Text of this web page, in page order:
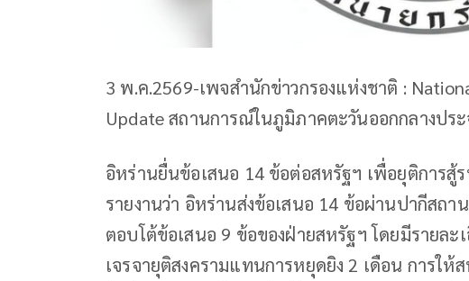
3 พ.ค.2569-เพจสำนักข่าวกรองแห่งชาติ :
Update สถานการณ์ในภูมิภาคตะวันออกกลางปร
อิหร่านยื่นข้อเสนอ 14 ข้อต่อสหรัฐฯ เพื่อยุติการสู้
รายงานว่า อิหร่านส่งข้อเสนอ 14 ข้อผ่านปากีสถา
ตอบโต้ข้อเสนอ 9 ข้อของฝ่ายสหรัฐฯ โดยมีรายละ
เจรจายุติสงครามแทนการหยุดยิง 2 เดือน การใ